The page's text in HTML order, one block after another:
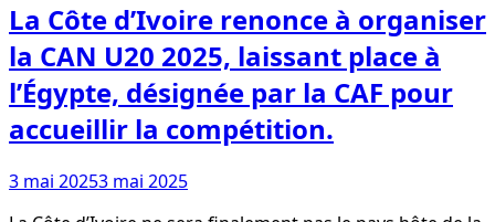
La Côte d’Ivoire renonce à organiser
la CAN U20 2025, laissant place à
l’Égypte, désignée par la CAF pour
accueillir la compétition.
3 mai 20253 mai 2025